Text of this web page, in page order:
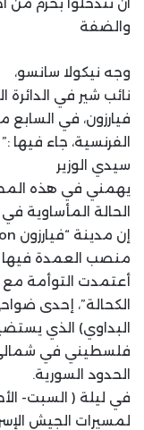
والضفة
وجه نيكولا سانسو،
نائب شير في الدائرة
الفرنسية، جاء فيها :”
سيدي الوزير
يهمني في هذه
الحالة المأساوية
أعتمدت التوأمة مع
الكحالة”، إحدى
فلسطيني في شمالي
الحدود السورية.
في ليلة ( السبت-
لمسيرات الجيش